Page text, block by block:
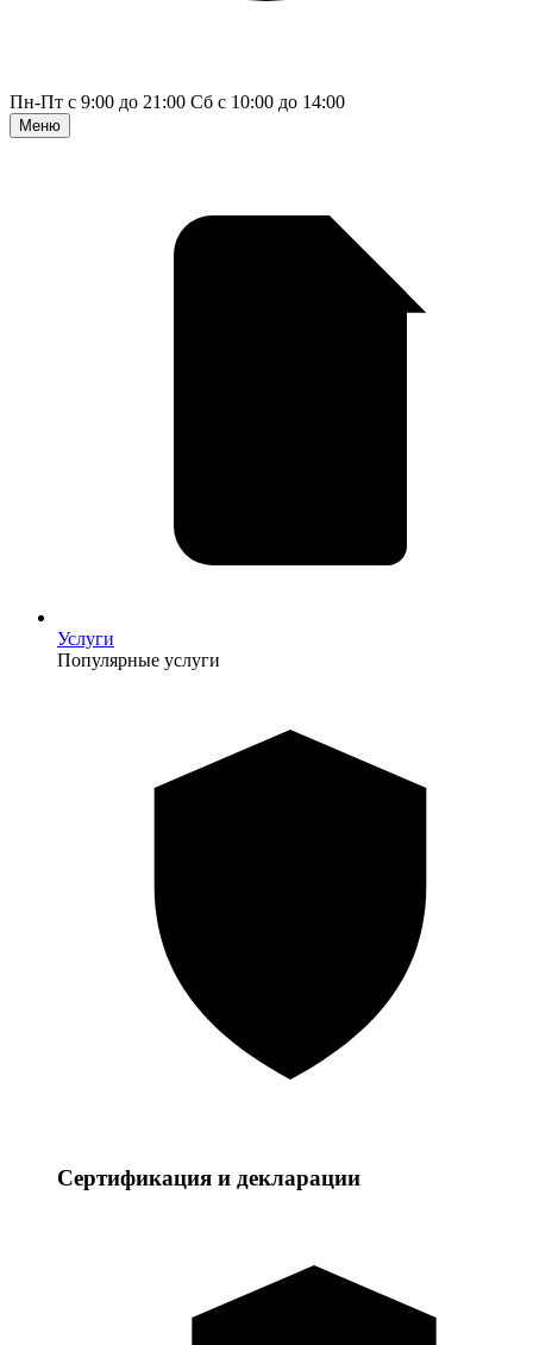
Пн-Пт с 9:00 до 21:00 Сб с 10:00 до 14:00
Меню
Услуги
Популярные услуги
Сертификация и декларации